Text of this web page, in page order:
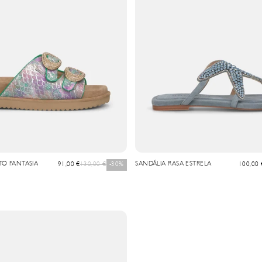
FANTASIA Precio de oferta
91,00 €Precio normal
130,00 € -30% SANDÁLIA RASA ESTRELA Precio
100,00